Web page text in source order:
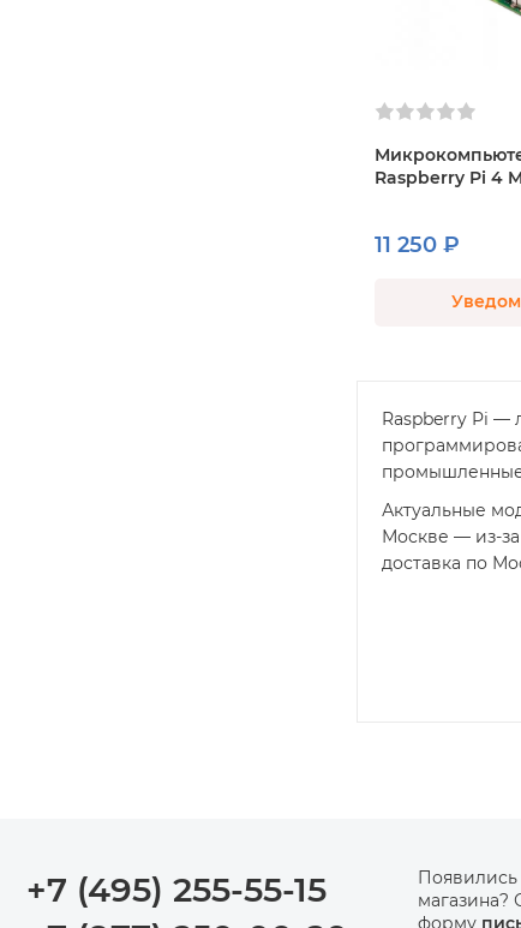
Raspberry Pi 4
11 250 ₽
Raspberry Pi —
промышленные
Актуальные
Москве — из-
доставка по
+7 (495) 255-55-15
магазина?
форму